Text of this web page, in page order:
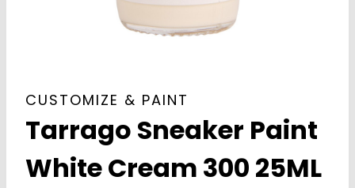
CUSTOMIZE & PAINT
Tarrago Sneaker Paint
White Cream 300 25ML